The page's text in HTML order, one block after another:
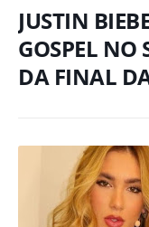
JUSTIN
GOSPEL NO
DA FINAL